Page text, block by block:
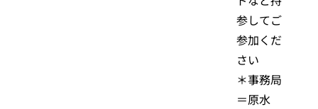
参してご
参加くだ
さい
＊事務局
＝原水